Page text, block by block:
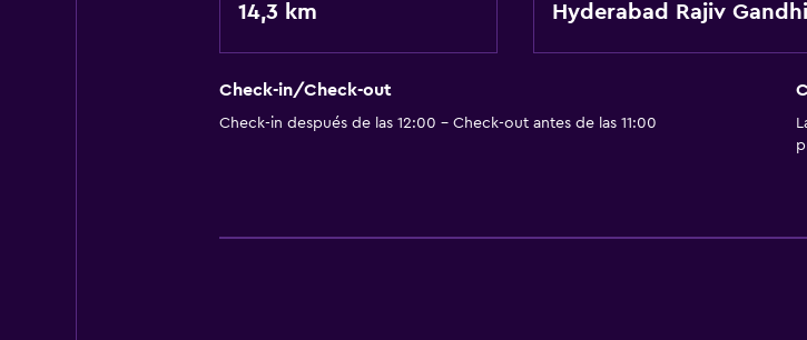
14,3 km Hyderabad Rajiv
Check-in/Check-out
Check-in después de las 12:00 - Check-out antes de las 11:00